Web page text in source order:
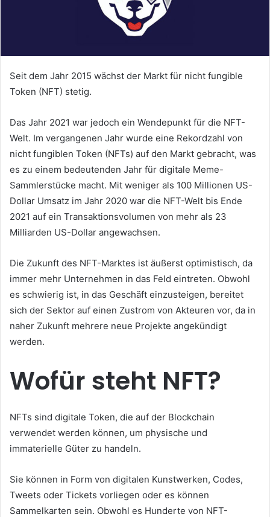
Seit dem Jahr 2015 wächst der Markt für nicht fungible
Token (NFT) stetig.
Das Jahr 2021 war jedoch ein Wendepunkt für die NFT-
Welt. Im vergangenen Jahr wurde eine Rekordzahl von
nicht fungiblen Token (NFTs) auf den Markt gebracht, was
es zu einem bedeutenden Jahr für digitale Meme-
Sammlerstücke macht. Mit weniger als 100 Millionen US-
Dollar Umsatz im Jahr 2020 war die NFT-Welt bis Ende
2021 auf ein Transaktionsvolumen von mehr als 23
Milliarden US-Dollar angewachsen.
Die Zukunft des NFT-Marktes ist äußerst optimistisch, da
immer mehr Unternehmen in das Feld eintreten. Obwohl
es schwierig ist, in das Geschäft einzusteigen, bereitet
sich der Sektor auf einen Zustrom von Akteuren vor, da in
naher Zukunft mehrere neue Projekte angekündigt
werden.
Wofür steht NFT?
NFTs sind digitale Token, die auf der Blockchain
verwendet werden können, um physische und
immaterielle Güter zu handeln.
Sie können in Form von digitalen Kunstwerken, Codes,
Tweets oder Tickets vorliegen oder es können
Sammelkarten sein. Obwohl es Hunderte von NFT-